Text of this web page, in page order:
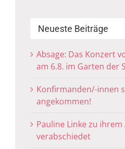
Neueste Beiträge
Absage: Das Konzert
am 6.8. im Garten der
Konfirmanden/-innen
angekommen!
Pauline Linke zu
verabschiedet